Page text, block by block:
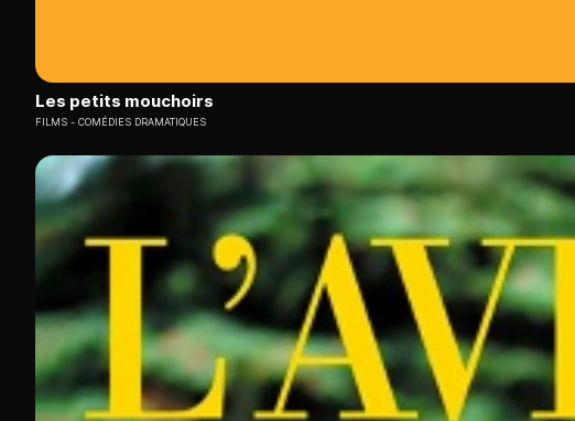
Les petits mouchoirs
FILMS COMÉDIES DRAMATIQUES